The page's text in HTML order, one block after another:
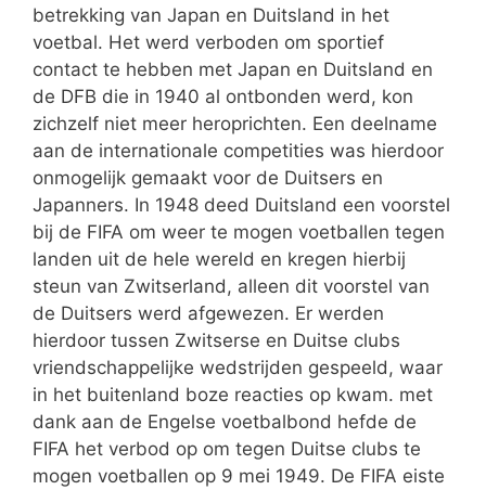
betrekking van Japan en Duitsland in het
voetbal. Het werd verboden om sportief
contact te hebben met Japan en Duitsland en
de DFB die in 1940 al ontbonden werd, kon
zichzelf niet meer heroprichten. Een deelname
aan de internationale competities was hierdoor
onmogelijk gemaakt voor de Duitsers en
Japanners. In 1948 deed Duitsland een voorstel
bij de FIFA om weer te mogen voetballen tegen
landen uit de hele wereld en kregen hierbij
steun van Zwitserland, alleen dit voorstel van
de Duitsers werd afgewezen. Er werden
hierdoor tussen Zwitserse en Duitse clubs
vriendschappelijke wedstrijden gespeeld, waar
in het buitenland boze reacties op kwam. met
dank aan de Engelse voetbalbond hefde de
FIFA het verbod op om tegen Duitse clubs te
mogen voetballen op 9 mei 1949. De FIFA eiste